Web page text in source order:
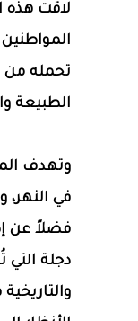
لاقت هذه
تحمله من
الطبيعة
وتهدف
في النهر،
فضلاً عن
دجلة التي